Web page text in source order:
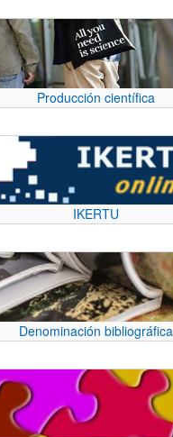
Producción científica
IKERTU
Denominación bibliográfica